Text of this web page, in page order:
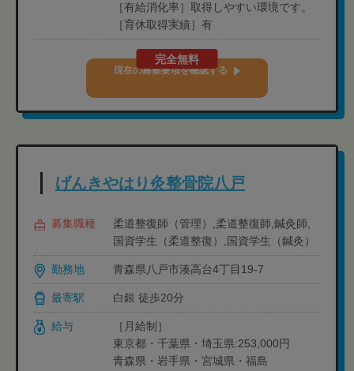
［有給消化率］取得しやすい環境です。
［育休取得実績］有
完全無料
現在の募集要項を確認する
げんきやはり灸整骨院八戸
募集職種
柔道整復師（管理）,柔道整復師,鍼灸師,
国資学生（柔道整復）,国資学生（鍼灸）
勤務地 青森県八戸市湊高台4丁目19-7
最寄駅 白銀 徒歩20分
給与
［月給制］
東京都・千葉県・埼玉県:253,000円
青森県・岩手県・宮城県・福島